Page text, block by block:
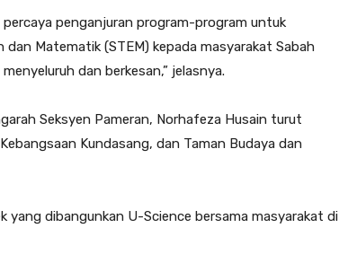
penganjuran program-program untuk
Matematik (STEM) kepada masyarakat Sabah
dan berkesan,” jelasnya.
Seksyen Pameran, Norhafeza Husain turut
Kundasang, dan Taman Budaya dan
yang dibangunkan U-Science bersama masyarakat di